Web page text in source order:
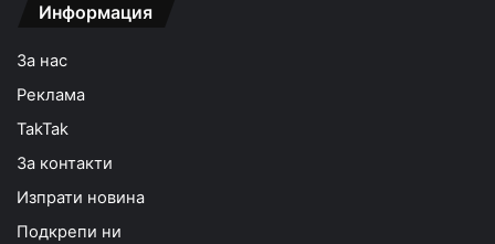
Информация
За нас
Реклама
TakTak
За контакти
Изпрати новина
Подкрепи ни